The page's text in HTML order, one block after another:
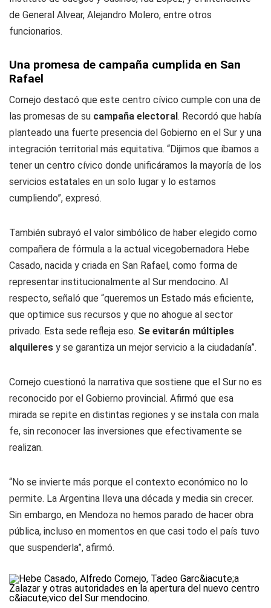
de General Alvear, Alejandro Molero, entre otros
funcionarios.
Una promesa de campaña cumplida en San
Rafael
Cornejo destacó que este centro cívico cumple con una de
las promesas de su campaña electoral. Recordó que había
planteado una fuerte presencia del Gobierno en el Sur y una
integración territorial más equitativa. “Dijimos que íbamos a
tener un centro cívico donde unificáramos la mayoría de los
servicios estatales en un solo lugar y lo estamos
cumpliendo”, expresó.
También subrayó el valor simbólico de haber elegido como
compañera de fórmula a la actual vicegobernadora Hebe
Casado, nacida y criada en San Rafael, como forma de
representar institucionalmente al Sur mendocino. Al
respecto, señaló que “queremos un Estado más eficiente,
que optimice sus recursos y que no ahogue al sector
privado. Esta sede refleja eso. Se evitarán múltiples
alquileres y se garantiza un mejor servicio a la ciudadanía”.
Cornejo cuestionó la narrativa que sostiene que el Sur no es
reconocido por el Gobierno provincial. Afirmó que esa
mirada se repite en distintas regiones y se instala con mala
fe, sin reconocer las inversiones que efectivamente se
realizan.
“No se invierte más porque el contexto económico no lo
permite. La Argentina lleva una década y media sin crecer.
Sin embargo, en Mendoza no hemos parado de hacer obra
pública, incluso en momentos en que casi todo el país tuvo
que suspenderla”, afirmó.